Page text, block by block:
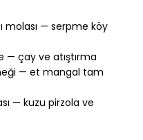
molası — serpme köy
— çay ve atıştırma
— et mangal tam
— kuzu pirzola ve